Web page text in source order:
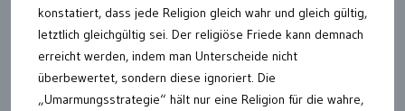
konstatiert, dass jede Religion gleich wahr und gleich gültig,
letztlich gleichgültig sei. Der religiöse Friede kann demnach
erreicht werden, indem man Unterscheide nicht
überbewertet, sondern diese ignoriert. Die
„Umarmungsstrategie“ hält nur eine Religion für die wahre,